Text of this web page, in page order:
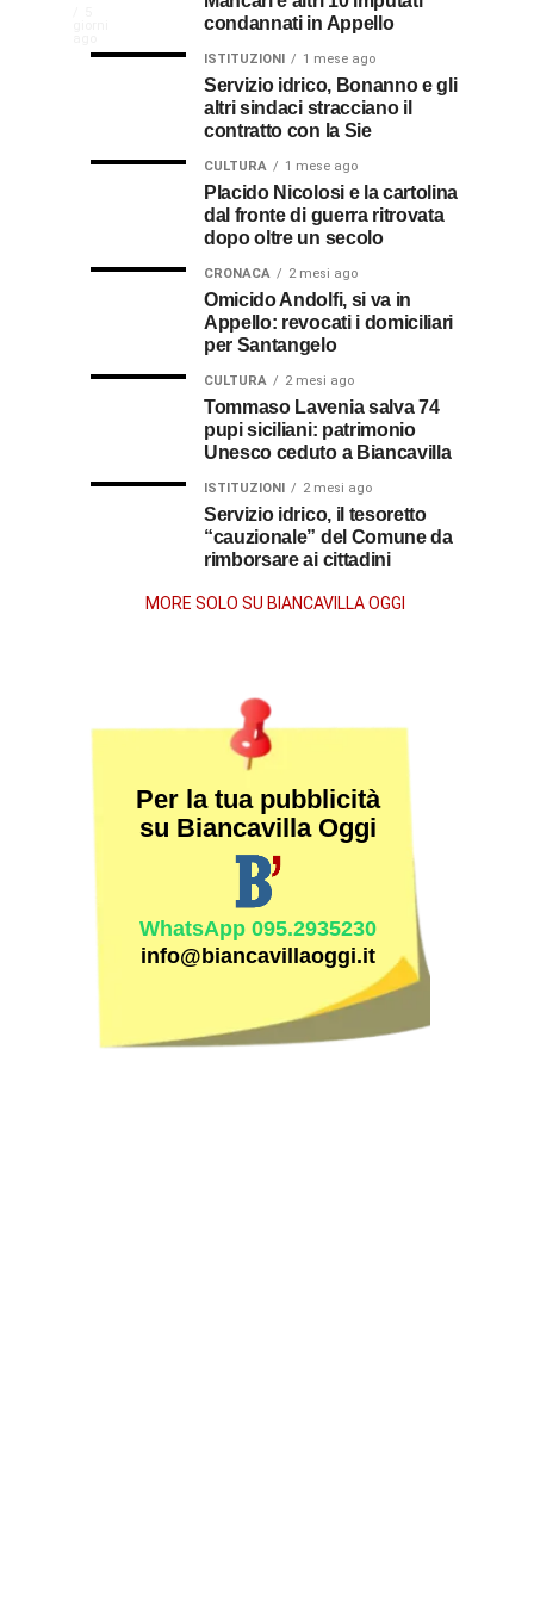
Calabria
premio
al
sacerdote
Vincenzo
77
dopo
morte
per
della
condannati in Appello
ISTITUZIONI 1 mese ago
Servizio idrico, Bonanno e gli
altri sindaci stracciano il
contratto con la Sie
CULTURA 1 mese ago
Placido Nicolosi e la cartolina
dal fronte di guerra ritrovata
dopo oltre un secolo
CRONACA 2 mesi ago
Omicido Andolfi, si va in
Appello: revocati i domiciliari
per Santangelo
CULTURA 2 mesi ago
Tommaso Lavenia salva 74
pupi siciliani: patrimonio
Unesco ceduto a Biancavilla
ISTITUZIONI 2 mesi ago
Servizio idrico, il tesoretto
“cauzionale” del Comune da
rimborsare ai cittadini
MORE SOLO SU BIANCAVILLA OGGI
Per la tua pubblicità
su Biancavilla Oggi
WhatsApp 095.2935230
info@biancavillaoggi.it